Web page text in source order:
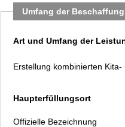
Umfang der Beschaffung
Art und Umfang der
Erstellung kombinierten
Haupterfüllungsort
Offizielle Bezeichnung